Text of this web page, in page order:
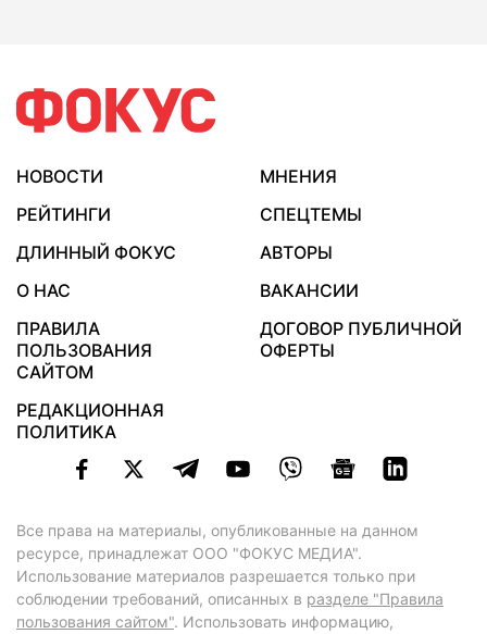
НОВОСТИ
МНЕНИЯ
РЕЙТИНГИ
СПЕЦТЕМЫ
ДЛИННЫЙ ФОКУС
АВТОРЫ
О НАС
ВАКАНСИИ
ПРАВИЛА
ПОЛЬЗОВАНИЯ
САЙТОМ
ДОГОВОР ПУБЛИЧНОЙ
ОФЕРТЫ
РЕДАКЦИОННАЯ
ПОЛИТИКА
Все права на материалы, опубликованные на данном
ресурсе, принадлежат ООО "ФОКУС МЕДИА".
Использование материалов разрешается только при
соблюдении требований, описанных в разделе "Правила
пользования сайтом". Использовать информацию,